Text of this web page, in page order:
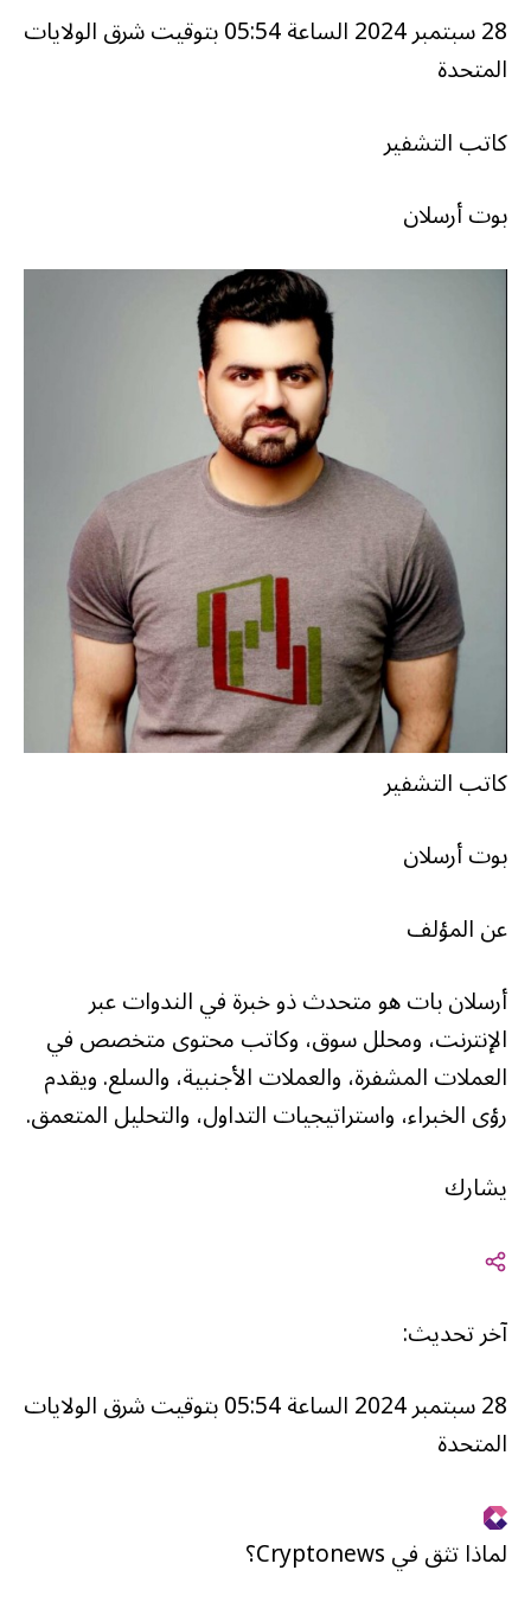
28 سبتمبر 2024 الساعة 05:54 بتوقيت شرق الولايات
المتحدة
كاتب التشفير
بوت أرسلان
كاتب التشفير
بوت أرسلان
عن المؤلف
أرسلان بات هو متحدث ذو خبرة في الندوات عبر
الإنترنت، ومحلل سوق، وكاتب محتوى متخصص في
العملات المشفرة، والعملات الأجنبية، والسلع. ويقدم
رؤى الخبراء، واستراتيجيات التداول، والتحليل المتعمق.
يشارك
آخر تحديث:
28 سبتمبر 2024 الساعة 05:54 بتوقيت شرق الولايات
المتحدة
لماذا تثق في Cryptonews؟